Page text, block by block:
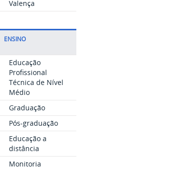
Valença
ENSINO
Educação
Profissional
Técnica de Nível
Médio
Graduação
Pós-graduação
Educação a
distância
Monitoria